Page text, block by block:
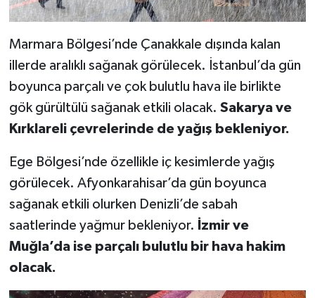
Marmara Bölgesi’nde Çanakkale dışında kalan
illerde aralıklı sağanak görülecek. İstanbul’da gün
boyunca parçalı ve çok bulutlu hava ile birlikte
gök gürültülü sağanak etkili olacak. Sakarya ve
Kırklareli çevrelerinde de yağış bekleniyor.
Ege Bölgesi’nde özellikle iç kesimlerde yağış
görülecek. Afyonkarahisar’da gün boyunca
sağanak etkili olurken Denizli’de sabah
saatlerinde yağmur bekleniyor. İzmir ve
Muğla’da ise parçalı bulutlu bir hava hakim
olacak.